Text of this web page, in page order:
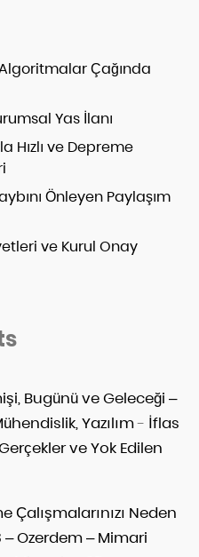
Çağında
Yas İlanı
Hızlı ve Depreme
Önleyen Paylaşım
ve Kurul Onay
Bugünü ve Geleceği –
Yazılım- İflas
ve Yok Edilen
Çalışmalarınızı Neden
Ozerdem – Mimari